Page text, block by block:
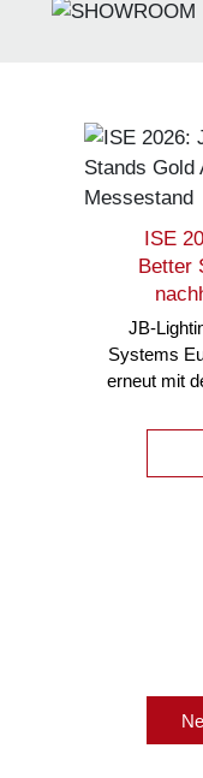
ISE
Better
JB-
Systems
erneut mit